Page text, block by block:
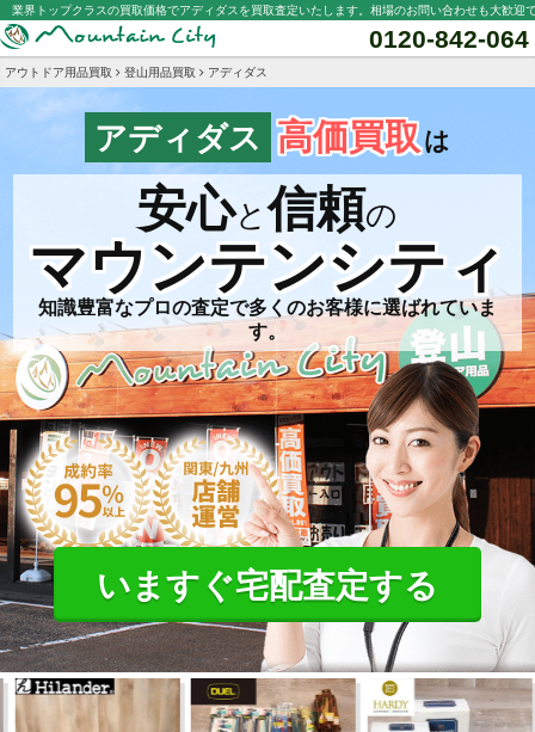
業界トップクラスの買取価格でアディダスを買取査定いたします。相場のお問い合わせも大歓迎
0120-842-064
アウトドア用品買取 登山用品買取 アディダス
アディダス 高価買取は
安心と信頼の
マウンテンシティ
知識豊富なプロの査定で多くのお客様に選ばれていま
す。
いますぐ宅配査定する